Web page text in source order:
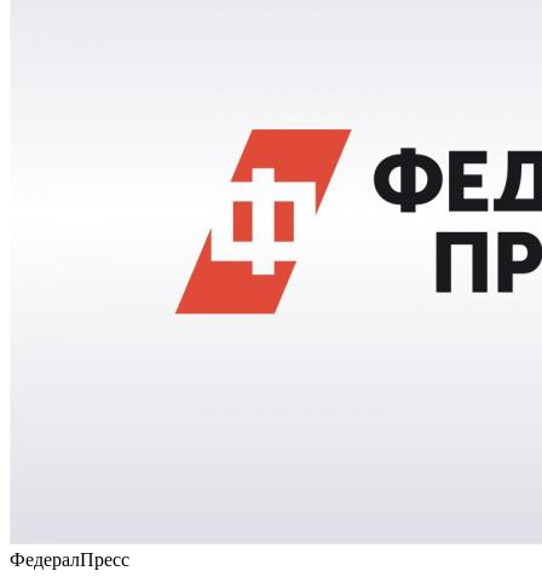
ФедералПресс